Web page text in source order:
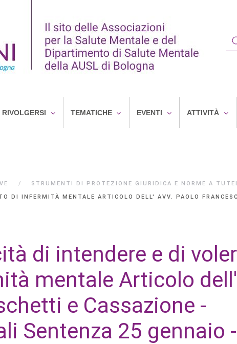
RIVOLGERSI TEMATICHE EVENTI ATTIVITÀ
STRUMENTI DI PROTEZIONE GIURIDICA E NORME A
DI INFERMITÀ MENTALE ARTICOLO DELL' AVV. PAOLO
di intendere e di
mentale Articolo dell'
e Cassazione -
Sentenza 25 gennaio